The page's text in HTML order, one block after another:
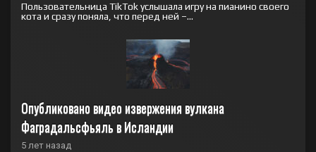
Пользовательница TikTok услышала игру на пианино своего
кота и сразу поняла, что перед ней –...
Опубликовано видео извержения вулкана
Фаградальсфьяль в Исландии
5 лет назад